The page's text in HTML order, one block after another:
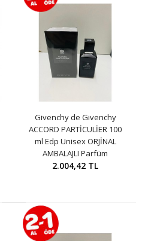
Givenchy de Givenchy
ACCORD PARTİCULİER 100
ml Edp Unisex ORJİNAL
AMBALAJLI Parfüm
2.004,42 TL